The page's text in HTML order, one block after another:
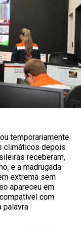
temporariamente
climáticos depois
receberam,
e a madrugada
extrema sem
apareceu em
com
palavra